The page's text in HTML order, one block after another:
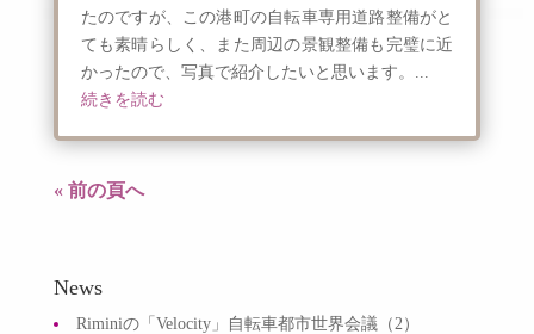
たのですが、この港町の自転車専用道路整備がと
ても素晴らしく、また周辺の景観整備も完璧に近
かったので、写真で紹介したいと思います。...
続きを読む
« 前の頁へ
News
Riminiの「Velocity」自転車都市世界会議（2）